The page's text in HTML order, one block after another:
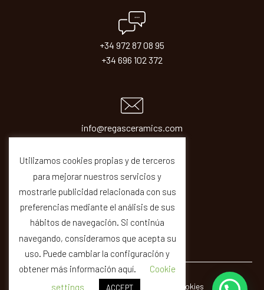
+34 972 87 08 95
+34 696 102 372
info@regasceramics.com
© REGAS · Legal Privacity Cookies Quality
Utilizamos cookies propias y de terceros
para mejorar nuestros servicios y
mostrarle publicidad relacionada con sus
preferencias mediante el análisis de sus
hábitos de navegación. Si continúa
navegando, consideramos que acepta su
uso. Puede cambiar la configuración y
obtener más información aquí.
Cookie
settings
ACCEPT